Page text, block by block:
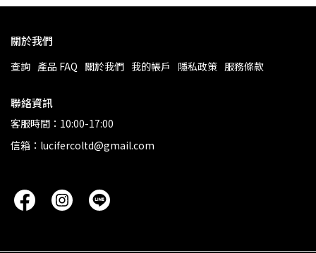
關於我們
查詢 產品 FAQ 關於我們 我的帳戶 隱私政策 服務條款
聯絡資訊
客服時間：10:00-17:00
信箱：lucifercoltd@gmail.com